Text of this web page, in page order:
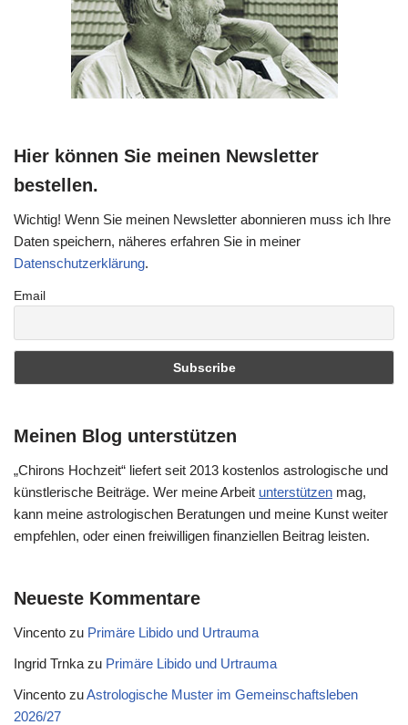
Hier können Sie meinen Newsletter
bestellen.
Wichtig! Wenn Sie meinen Newsletter abonnieren muss ich Ihre
Daten speichern, näheres erfahren Sie in meiner
Datenschutzerklärung.
Email
Meinen Blog unterstützen
„Chirons Hochzeit“ liefert seit 2013 kostenlos astrologische und
künstlerische Beiträge. Wer meine Arbeit unterstützen mag,
kann meine astrologischen Beratungen und meine Kunst weiter
empfehlen, oder einen freiwilligen finanziellen Beitrag leisten.
Neueste Kommentare
Vincento zu Primäre Libido und Urtrauma
Ingrid Trnka zu Primäre Libido und Urtrauma
Vincento zuAstrologische Muster im Gemeinschaftsleben
2026/27